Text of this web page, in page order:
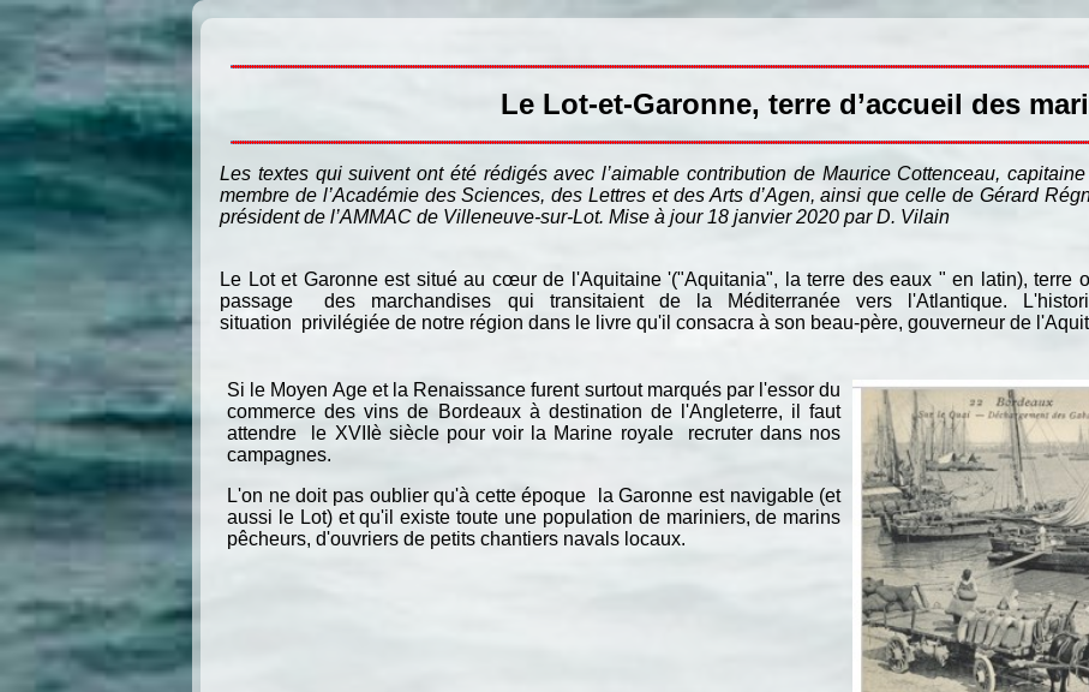
Le Lot-et-Garonne, terre d’accueil des
Les textes qui suivent ont été rédigés avec l’aimable contribution de Maurice Cottenceau,
membre de l’Académie des Sciences, des Lettres et des Arts d’Agen, ainsi que celle de Gérard
président de l’AMMAC de Villeneuve-sur-Lot. Mise à jour 18 janvier 2020 par D. Vilain
Le Lot et Garonne est situé au cœur de l'Aquitaine '("Aquitania", la terre des eaux " en latin), terre
passage des marchandises qui transitaient de la Méditerranée vers l'Atlantique.
situation privilégiée de notre région dans le livre qu'il consacra à son beau-père, gouverneur de
Si le Moyen Age et la Renaissance furent surtout marqués par l'essor du
commerce des vins de Bordeaux à destination de l'Angleterre, il faut
attendre le XVIIè siècle pour voir la Marine royale recruter dans nos
campagnes.
L'on ne doit pas oublier qu'à cette époque la Garonne est navigable (et
aussi le Lot) et qu'il existe toute une population de mariniers, de marins
pêcheurs, d'ouvriers de petits chantiers navals locaux.